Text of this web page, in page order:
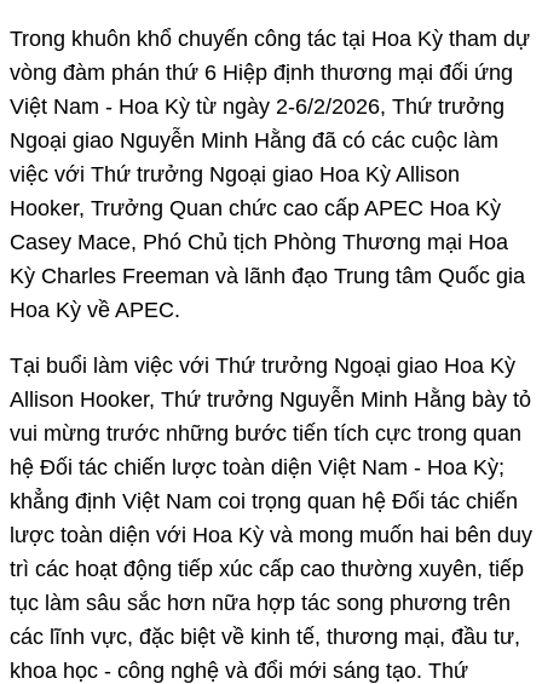
Trong khuôn khổ chuyến công tác tại Hoa Kỳ tham dự
vòng đàm phán thứ 6 Hiệp định thương mại đối ứng
Việt Nam - Hoa Kỳ từ ngày 2-6/2/2026, Thứ trưởng
Ngoại giao Nguyễn Minh Hằng đã có các cuộc làm
việc với Thứ trưởng Ngoại giao Hoa Kỳ Allison
Hooker, Trưởng Quan chức cao cấp APEC Hoa Kỳ
Casey Mace, Phó Chủ tịch Phòng Thương mại Hoa
Kỳ Charles Freeman và lãnh đạo Trung tâm Quốc gia
Hoa Kỳ về APEC.
Tại buổi làm việc với Thứ trưởng Ngoại giao Hoa Kỳ
Allison Hooker, Thứ trưởng Nguyễn Minh Hằng bày tỏ
vui mừng trước những bước tiến tích cực trong quan
hệ Đối tác chiến lược toàn diện Việt Nam - Hoa Kỳ;
khẳng định Việt Nam coi trọng quan hệ Đối tác chiến
lược toàn diện với Hoa Kỳ và mong muốn hai bên duy
trì các hoạt động tiếp xúc cấp cao thường xuyên, tiếp
tục làm sâu sắc hơn nữa hợp tác song phương trên
các lĩnh vực, đặc biệt về kinh tế, thương mại, đầu tư,
khoa học - công nghệ và đổi mới sáng tạo. Thứ